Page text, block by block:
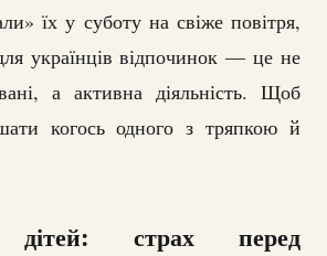
їх у суботу на свіже повітря,
українців відпочинок — це не
а активна діяльність. Щоб
когось одного з тряпкою й
дітей: страх перед